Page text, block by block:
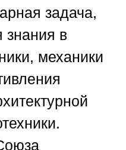
задача,
в
механики